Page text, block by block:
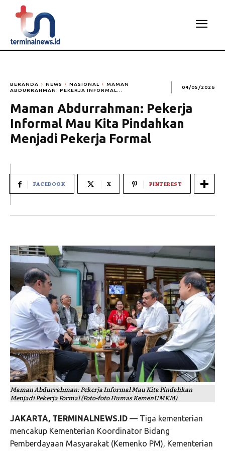
BERANDA NEWS NASIONAL
MAMAN
ABDURRAHMAN: PEKERJA INFORMAL...
04/05/2026
Maman Abdurrahman: Pekerja
Informal Mau Kita Pindahkan
Menjadi Pekerja Formal
FACEBOOK X PINTEREST
Maman Abdurrahman: Pekerja Informal Mau Kita Pindahkan
Menjadi Pekerja Formal (Foto-foto Humas KemenUMKM)
JAKARTA, TERMINALNEWS.ID — Tiga kementerian
mencakup Kementerian Koordinator Bidang
Pemberdayaan Masyarakat (Kemenko PM), Kementerian